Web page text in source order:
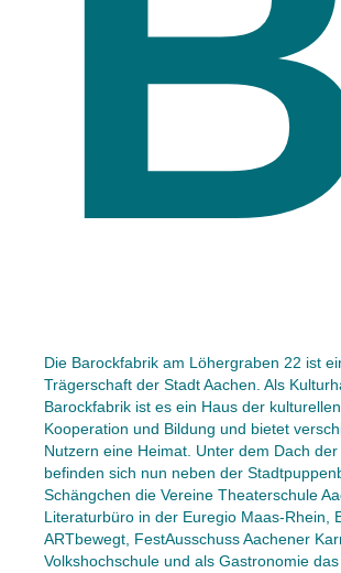
Die Barockfabrik am Löhergraben 22 ist
Trägerschaft der Stadt Aachen. Als
Barockfabrik ist es ein Haus der kulturellen
Kooperation und Bildung und bietet
Nutzern eine Heimat. Unter dem Dach
befinden sich nun neben der
Schängchen die Vereine Theaterschule
Literaturbüro in der Euregio Maas-Rhein,
ARTbewegt, FestAusschuss Aachener
Volkshochschule und als Gastronomie das